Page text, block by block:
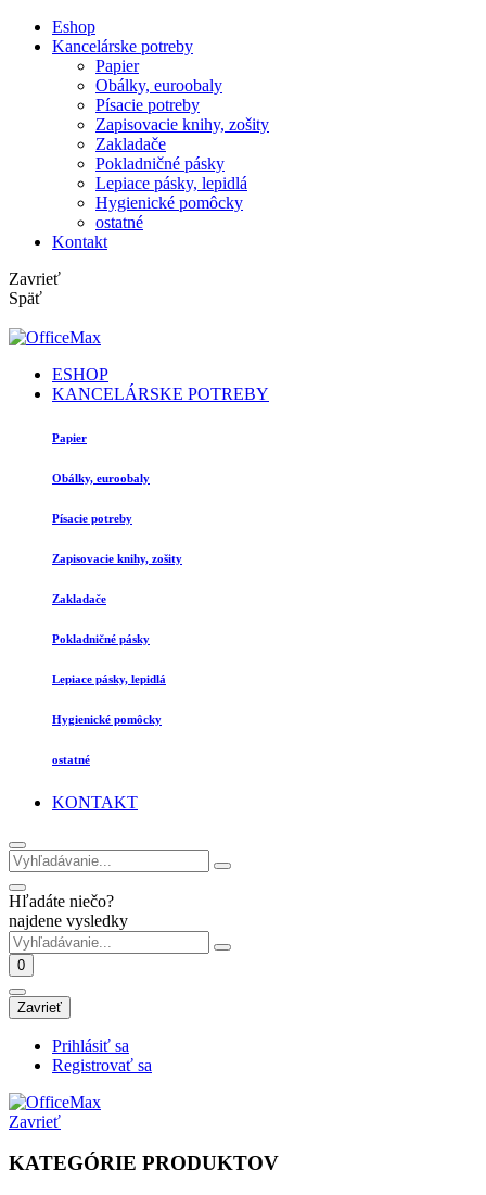
Eshop
Kancelárske potreby
Papier
Obálky, euroobaly
Písacie potreby
Zapisovacie knihy, zošity
Zakladače
Pokladničné pásky
Lepiace pásky, lepidlá
Hygienické pomôcky
ostatné
Kontakt
Zavrieť
Späť
ESHOP
KANCELÁRSKE POTREBY
Papier
Obálky, euroobaly
Písacie potreby
Zapisovacie knihy, zošity
Zakladače
Pokladničné pásky
Lepiace pásky, lepidlá
Hygienické pomôcky
ostatné
KONTAKT
Hľadáte niečo?
najdene vysledky
0
Zavrieť
Prihlásiť sa
Registrovať sa
Zavrieť
KATEGÓRIE PRODUKTOV